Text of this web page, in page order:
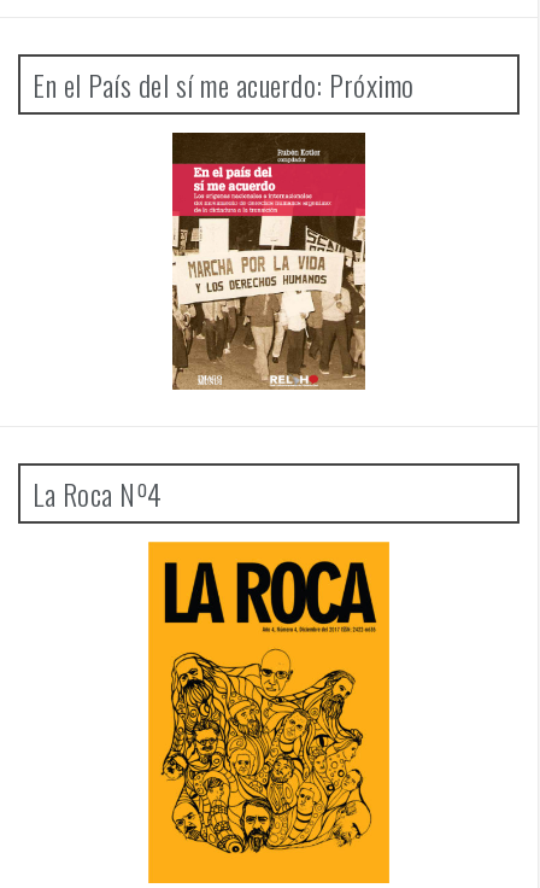
En el País del sí me acuerdo: Próximo
La Roca Nº4